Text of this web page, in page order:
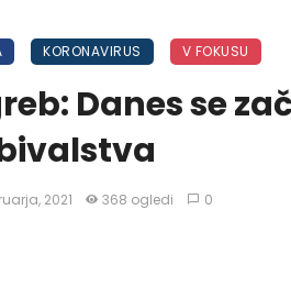
KORONAVIRUS V FOKUSU
Danes se
2021 368 ogledi 0